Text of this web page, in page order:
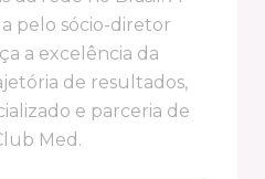
pelo sócio-diretor
a excelência da
de resultados,
e parceria de
Med.